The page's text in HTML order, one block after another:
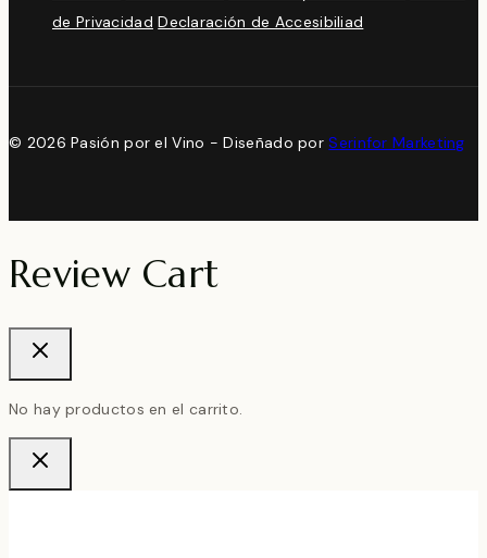
de Privacidad Declaración de Accesibiliad
© 2026 Pasión por el Vino - Diseñado porSerinfor Marketing
Review Cart
No hay productos en el carrito.